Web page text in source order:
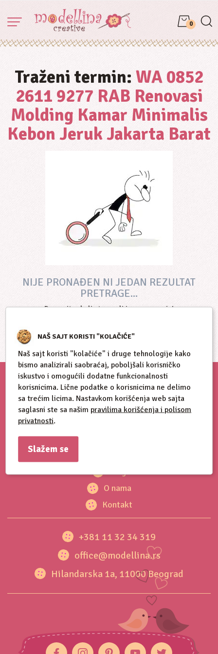
0
Traženi termin: WA 0852
2611 9277 RAB Renovasi
Molding Kamar Minimalis
Kebon Jeruk Jakarta Barat
NIJE PRONAĐEN NI JEDAN REZULTAT
PRETRAGE...
Proverite da li ste uneli ispravan naziv!
Blog
O nama
Kontakt
+381 11 32 34 319
office@modellina.rs
Hilandarska 1a, 11000 Beograd
NAŠ SAJT KORISTI "KOLAČIĆE"
Naš sajt koristi "kolačiće" i druge tehnologije kako
bismo analizirali saobraćaj, poboljšali korisničko
iskustvo i omogućili dodatne funkcionalnosti
korisnicima. Lične podatke o korisnicima ne delimo
sa trećim licima. Nastavkom korišćenja web sajta
saglasni ste sa našim pravilima korišćenja i polisom
privatnosti.
Slažem se